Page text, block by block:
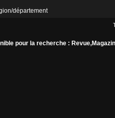
département
pour la recherche :